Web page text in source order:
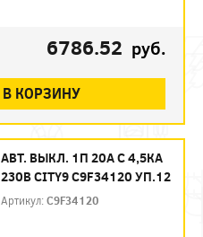
6786.52 руб.
В КОРЗИНУ
АВТ. ВЫКЛ. 1П 20А С 4,5КА
230В CITY9 C9F34120 УП.12
Артикул:C9F34120